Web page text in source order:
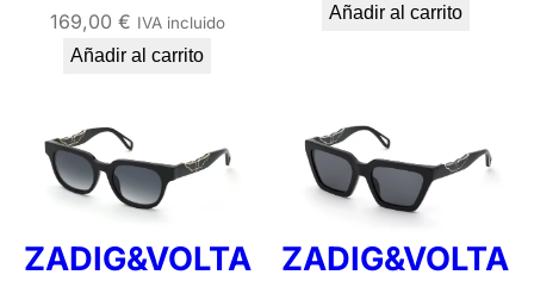
169,00 € IVA incluido
Añadir al carrito
Añadir al carrito
ZADIG&VOLTA
ZADIG&VOLTA